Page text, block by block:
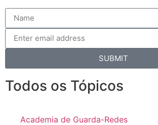
SUBMIT
Todos os Tópicos
Academia de Guarda-Redes